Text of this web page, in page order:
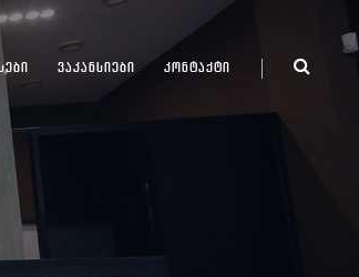
ᲕᲐᲙᲐᲜᲡᲘᲔᲑᲘ ᲙᲝᲜᲢᲐᲥᲢᲘ